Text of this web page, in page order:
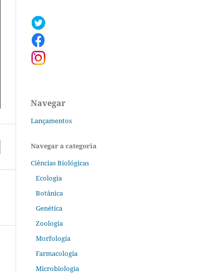
Navegar
Lançamentos
Navegar a categoria
Ciências Biológicas
Ecologia
Botânica
Genética
Zoologia
Morfologia
Farmacologia
Microbiologia